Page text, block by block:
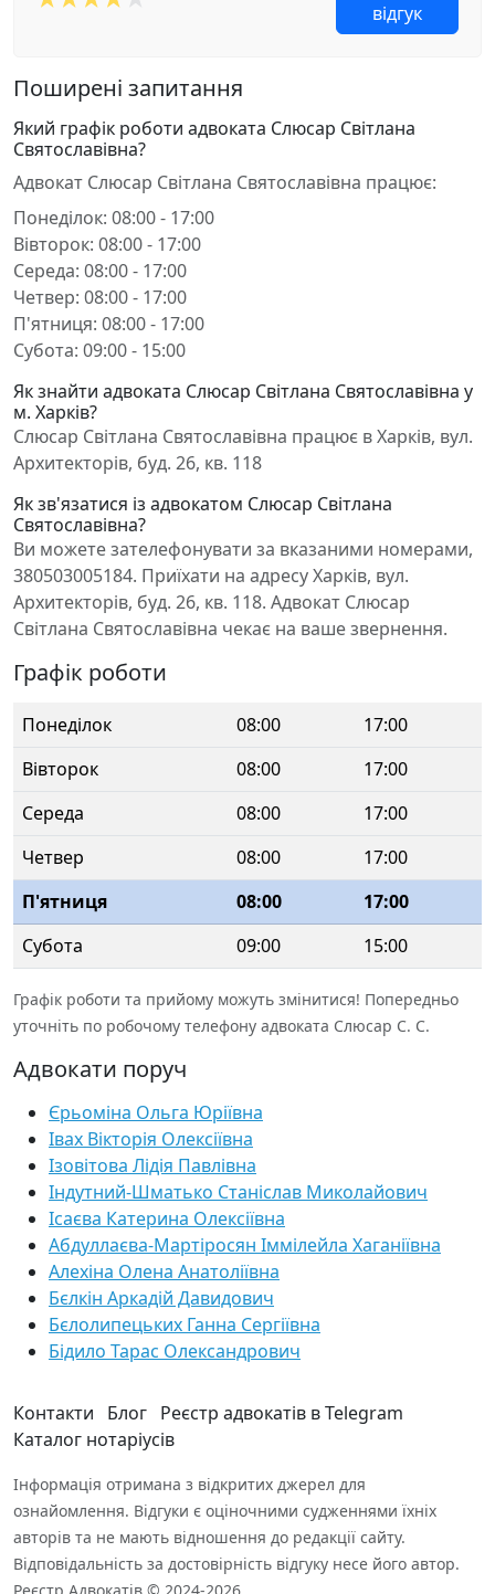
відгук
Поширені запитання
Який графік роботи адвоката Слюсар Світлана
Святославівна?
Адвокат Слюсар Світлана Святославівна працює:
Понеділок: 08:00 - 17:00
Вівторок: 08:00 - 17:00
Середа: 08:00 - 17:00
Четвер: 08:00 - 17:00
П'ятниця: 08:00 - 17:00
Субота: 09:00 - 15:00
Як знайти адвоката Слюсар Світлана Святославівна у
м. Харків?
Слюсар Світлана Святославівна працює в Харків, вул.
Архитекторів, буд. 26, кв. 118
Як зв'язатися із адвокатом Слюсар Світлана
Святославівна?
Ви можете зателефонувати за вказаними номерами,
380503005184. Приїхати на адресу Харків, вул.
Архитекторів, буд. 26, кв. 118. Адвокат Слюсар
Світлана Святославівна чекає на ваше звернення.
Графік роботи
Понеділок 08:00
17:00
Вівторок
08:00
17:00
Середа
08:00
17:00
Четвер
08:00
17:00
П'ятниця
08:00
17:00
Субота
09:00 15:00
Графік роботи та прийому можуть змінитися! Попередньо
уточніть по робочому телефону адвоката Слюсар С. С.
Адвокати поруч
Єрьоміна Ольга Юріївна
Івах Вікторія Олексіївна
Ізовітова Лідія Павлівна
Індутний-Шматько Станіслав Миколайович
Ісаєва Катерина Олексіївна
Абдуллаєва-Мартіросян Іммілейла Хаганіївна
Алехіна Олена Анатоліївна
Бєлкін Аркадій Давидович
Бєлолипецьких Ганна Сергіївна
Бідило Тарас Олександрович
Контакти Блог Реєстр адвокатів в Telegram
Каталог нотаріусів
Інформація отримана з відкритих джерел для
ознайомлення. Відгуки є оціночними судженнями їхніх
авторів та не мають відношення до редакції сайту.
Відповідальність за достовірність відгуку несе його автор.